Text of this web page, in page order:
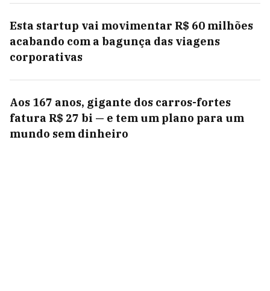
Esta startup vai movimentar R$ 60 milhões
acabando com a bagunça das viagens
corporativas
Aos 167 anos, gigante dos carros-fortes
fatura R$ 27 bi — e tem um plano para um
mundo sem dinheiro